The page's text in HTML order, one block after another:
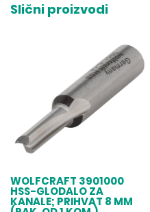
Slični proizvodi
WOLFCRAFT 3901000
HSS-GLODALO ZA
KANALE; PRIHVAT 8 MM